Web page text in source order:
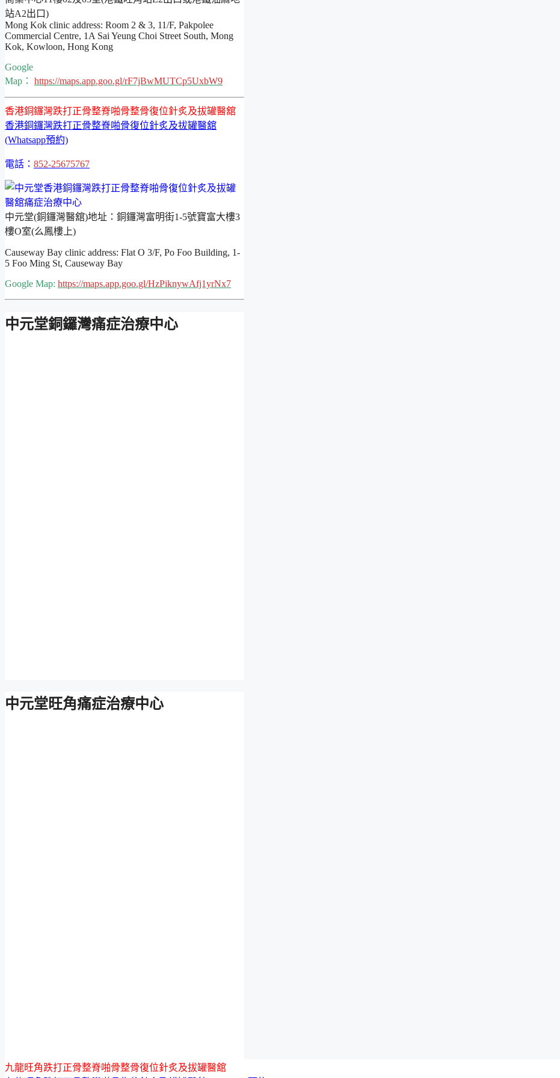
站A2出口)
Mong Kok clinic address: Room 2 & 3, 11/F, Pakpolee
Commercial Centre, 1A Sai Yeung Choi Street South, Mong
Kok, Kowloon, Hong Kong
Google
Map： https://maps.app.goo.gl/rF7jBwMUTCp5UxbW9
香港銅鑼灣跌打正骨整脊啪骨整骨復位針炙及拔罐醫舘
香港銅鑼灣跌打正骨整脊啪骨復位針炙及拔罐醫舘
(Whatsapp預約)
電話： 852-25675767
中元堂(銅鑼灣醫舘)地址：銅鑼灣富明街1-5號寶富大樓3
樓O室(么鳳樓上)
Causeway Bay clinic address: Flat O 3/F, Po Foo Building, 1-
5 Foo Ming St, Causeway Bay
Google Map: https://maps.app.goo.gl/HzPiknywAfj1yrNx7
中元堂銅鑼灣痛症治療中心
中元堂旺角痛症治療中心
九龍旺角跌打正骨整脊啪骨整骨復位針炙及拔罐醫舘